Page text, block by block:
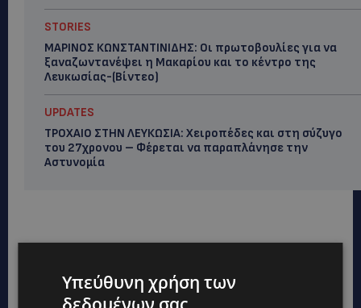
STORIES
ΜΑΡΙΝΟΣ ΚΩΝΣΤΑΝΤΙΝΙΔΗΣ: Οι πρωτοβουλίες για να
ξαναζωντανέψει η Μακαρίου και το κέντρο της
Λευκωσίας-(Βίντεο)
UPDATES
ΤΡΟΧΑΙΟ ΣΤΗΝ ΛΕΥΚΩΣΙΑ: Χειροπέδες και στη σύζυγο
του 27χρονου – Φέρεται να παραπλάνησε την
Αστυνομία
Υπεύθυνη χρήση των